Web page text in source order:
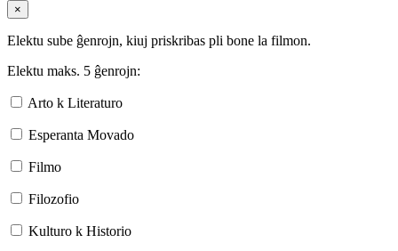
×
Elektu sube ĝenrojn, kiuj priskribas pli bone la filmon.
Elektu maks. 5 ĝenrojn:
Arto k Literaturo
Esperanta Movado
Filmo
Filozofio
Kulturo k Historio